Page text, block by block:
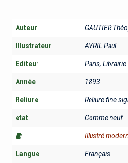
Auteur GAUTIER
Illustrateur AVRIL Paul
Editeur Paris,
Année 1893
Reliure Reliure fine
etat Comme neuf
Illustré
Langue Français